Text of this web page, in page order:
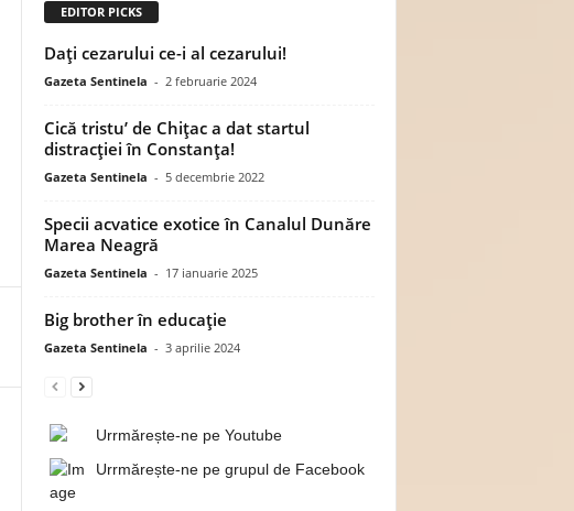
EDITOR PICKS
Dați cezarului ce-i al cezarului!
Gazeta Sentinela - 2 februarie 2024
Cică tristu’ de Chiţac a dat startul
distracţiei în Constanţa!
Gazeta Sentinela - 5 decembrie 2022
Specii acvatice exotice în Canalul Dunăre
Marea Neagră
Gazeta Sentinela - 17 ianuarie 2025
Big brother în educație
Gazeta Sentinela - 3 aprilie 2024
Urrmărește-ne pe Youtube
Urrmărește-ne pe grupul de Facebook